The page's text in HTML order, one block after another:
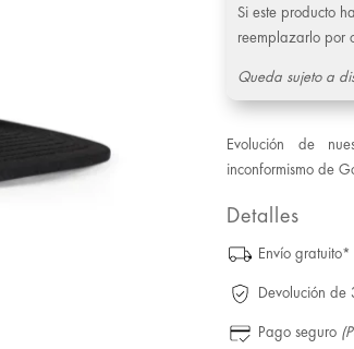
Si este producto
reemplazarlo por
Queda sujeto a
Evolución de
inconformismo de
Detalles
Envío gratuito*
Devolución de
Pago seguro